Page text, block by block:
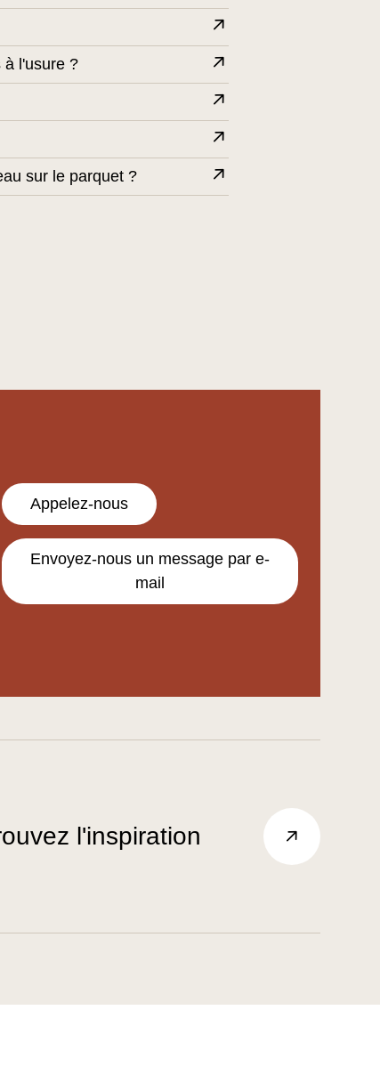
à l'usure ?
sur le parquet ?
Appelez-nous
Envoyez-nous un message par e-
mail
l'inspiration